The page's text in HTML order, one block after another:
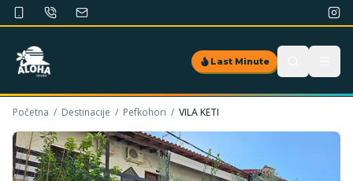
Last Minute
Početna / Destinacije / Pefkohori / VILA KETI